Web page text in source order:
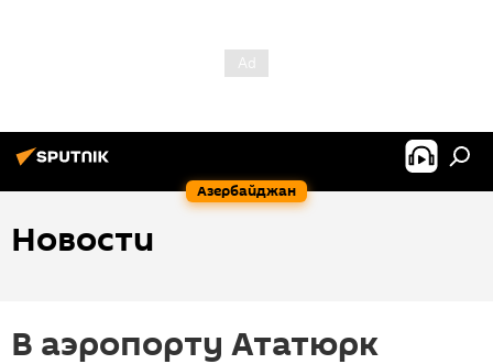
Азербайджан
Новости
В аэропорту Ататюрк